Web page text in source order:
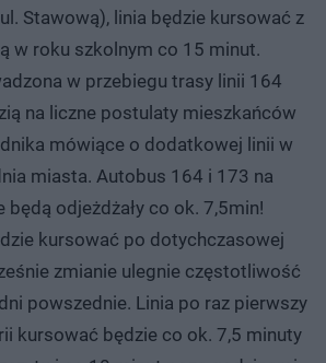
Stawową), linia będzie kursować z
w roku szkolnym co 15 minut.
w przebiegu trasy linii 164
na liczne postulaty mieszkańców
mówiące o dodatkowej linii w
miasta. Autobus 164 i 173 na
odjeżdżały co ok. 7,5min!
kursować po dotychczasowej
zmianie ulegnie częstotliwość
powszednie. Linia po raz pierwszy
kursować będzie co ok. 7,5 minuty